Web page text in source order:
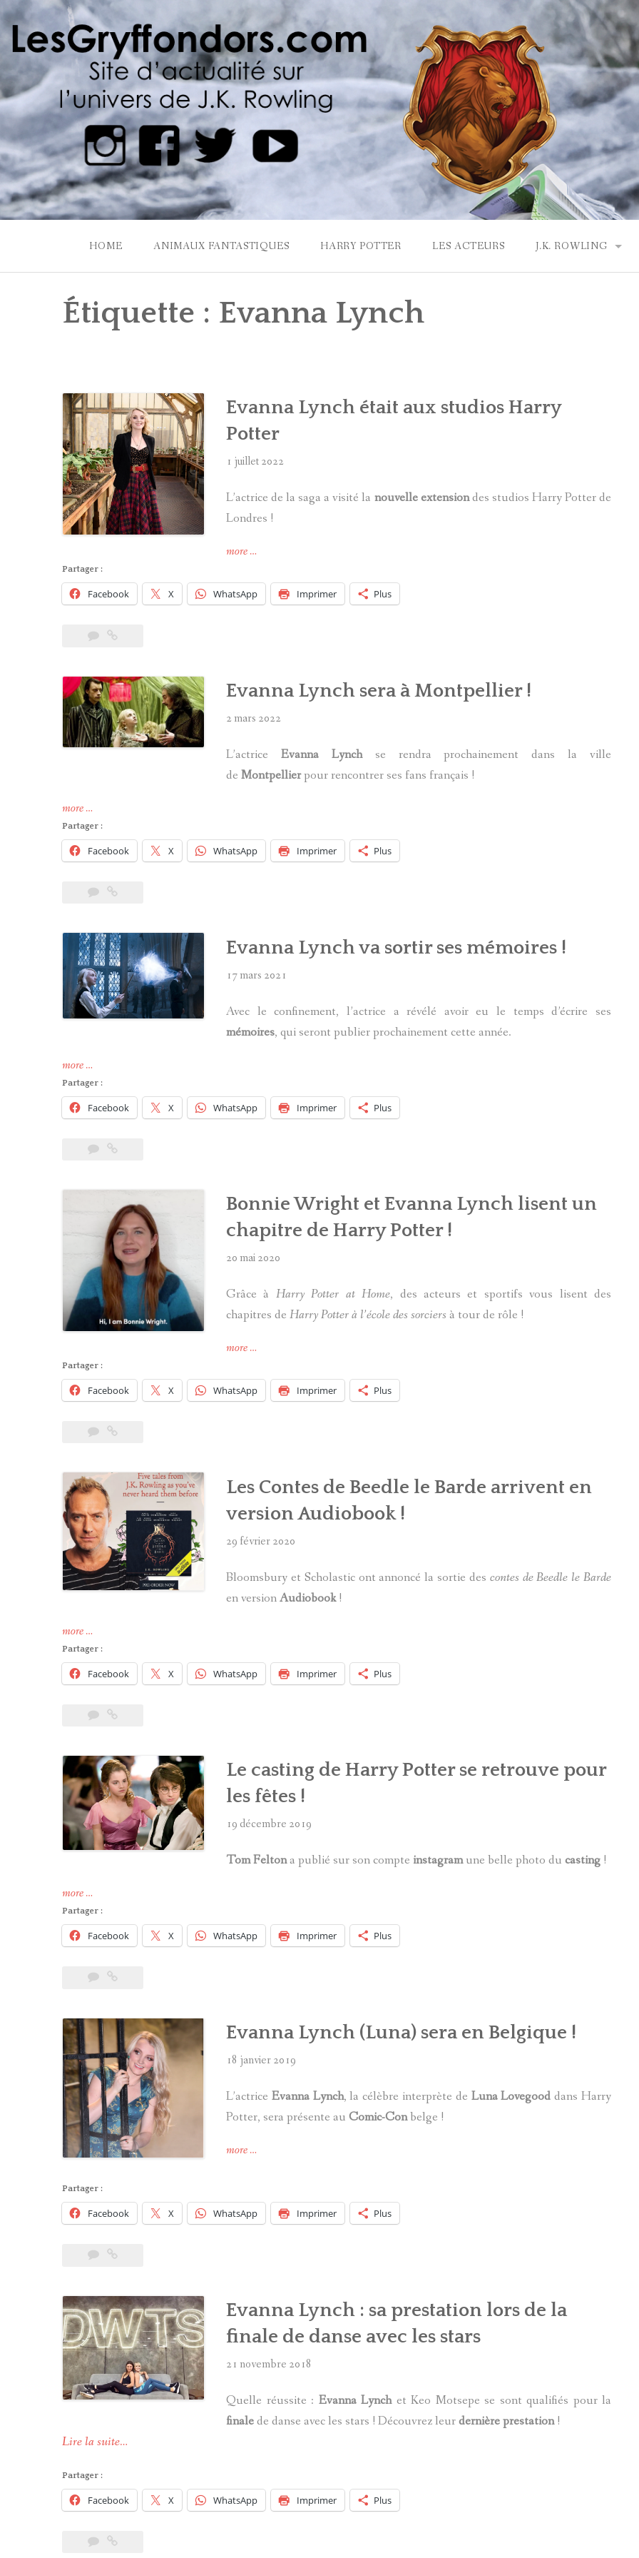
Skip
to
content
HOME ANIMAUX FANTASTIQUES HARRY POTTER LES ACTEURS J.K. ROWLING
Étiquette : Evanna Lynch
Evanna Lynch était aux studios Harry
Potter
1 juillet 2022
L’actrice de la saga a visité la nouvelleextensiondes studios Harry Potter de
Londres !
more« Evanna
était
aux
…
Partager :
Facebook X WhatsApp Imprimer Plus
Evanna Lynch sera à Montpellier !
2 mars 2022
L’actrice Evanna Lynchse rendra prochainement dans la ville
de Montpellierpour rencontrer ses fans français !
more« Evanna
Lynch
sera
à
! »
…
Partager :
Facebook X WhatsApp Imprimer Plus
Evanna Lynch va sortir ses mémoires !
17 mars 2021
Avec le confinement, l’actrice a révélé avoir eu le temps d’écrire ses
mémoires, qui seront publier prochainement cette année.
more« Evanna
Lynch
va
sortir
mémoires
…
Partager :
Facebook X WhatsApp Imprimer Plus
Bonnie Wright et Evanna Lynch lisent un
chapitre de Harry Potter !
20 mai 2020
Grâce à Harry Potter at Home, des acteurs et sportifs vous lisent des
chapitres de Harry Potter à l’école des sorciers à tour de rôle !
more« Bonnie
et
Evanna
de
Potter
…
Partager :
Facebook X WhatsApp Imprimer Plus
Les Contes de Beedle le Barde arrivent en
version Audiobook !
29 février 2020
Bloomsbury et Scholastic ont annoncé la sortie des contes de Beedle le Barde
en versionAudiobook!
more« Les
Contes
de
Beedle
Barde
version
Audiobook
! »
…
Partager :
Facebook X WhatsApp Imprimer Plus
Le casting de Harry Potter se retrouve pour
les fêtes !
19 décembre 2019
Tom Feltona publié sur son compte instagramune belle photo du casting !
more« Le
casting
de
Harry
se
les
fêtes
! »
…
Partager :
Facebook X WhatsApp Imprimer Plus
Evanna Lynch (Luna) sera en Belgique !
18 janvier 2019
L’actrice Evanna Lynch, la célèbre interprète de Luna Lovegooddans Harry
Potter, sera présente au Comic-Conbelge !
more« Evanna
sera
en
…
Partager :
Facebook X WhatsApp Imprimer Plus
Evanna Lynch : sa prestation lors de la
finale de danse avec les stars
21 novembre 2018
Quelle réussite : Evanna Lynchet Keo Motsepe se sont qualifiés pour la
finalede danse avec les stars ! Découvrez leurdernière prestation!
Lire la suite…
Partager :
Facebook X WhatsApp Imprimer Plus